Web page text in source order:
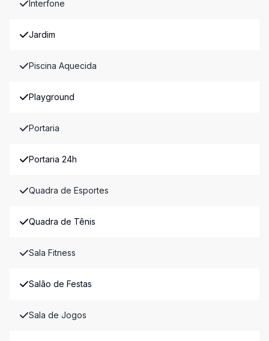
Interfone
Jardim
Piscina Aquecida
Playground
Portaria
Portaria 24h
Quadra de Esportes
Quadra de Tênis
Sala Fitness
Salão de Festas
Sala de Jogos